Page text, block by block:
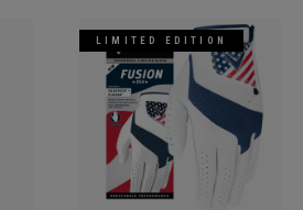
LIMITED EDITION